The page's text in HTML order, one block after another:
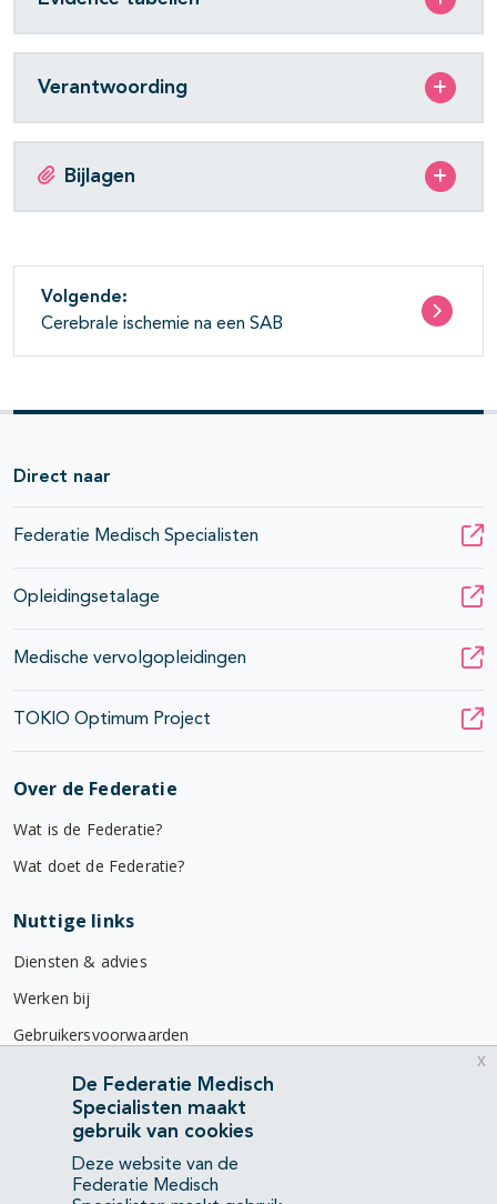
Verantwoording
Bijlagen
Volgende:
Cerebrale ischemie na een SAB
Direct naar
Federatie Medisch Specialisten
Opleidingsetalage
Medische vervolgopleidingen
TOKIO Optimum Project
Over de Federatie
Wat is de Federatie?
Wat doet de Federatie?
Nuttige links
Diensten & advies
Werken bij
Gebruikersvoorwaarden
Privacyverklaring
Contact
Mercatorlaan 1200
3528 BL Utrecht
De Federatie Medisch
Specialisten maakt
gebruik van cookies
Deze website van de
Federatie Medisch
x